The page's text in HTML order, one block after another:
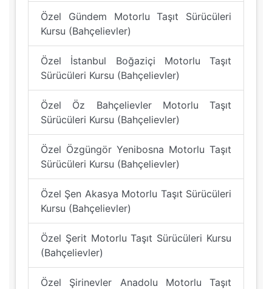
Özel Gündem Motorlu Taşıt Sürücüleri
Kursu (Bahçelievler)
Özel İstanbul Boğaziçi Motorlu Taşıt
Sürücüleri Kursu (Bahçelievler)
Özel Öz Bahçelievler Motorlu Taşıt
Sürücüleri Kursu (Bahçelievler)
Özel Özgüngör Yenibosna Motorlu Taşıt
Sürücüleri Kursu (Bahçelievler)
Özel Şen Akasya Motorlu Taşıt Sürücüleri
Kursu (Bahçelievler)
Özel Şerit Motorlu Taşıt Sürücüleri Kursu
(Bahçelievler)
Özel Şirinevler Anadolu Motorlu Taşıt